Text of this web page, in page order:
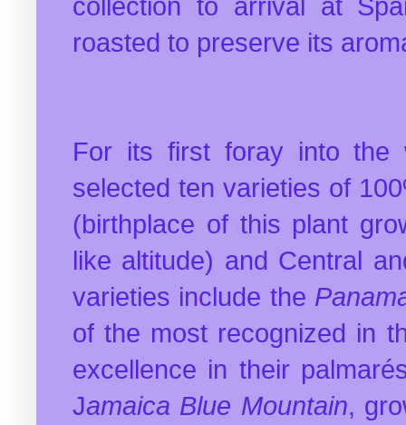
collection to arrival at
roasted to preserve its
For its first foray into
selected ten varieties of
(birthplace of this plant
like altitude) and Central
varieties include the
of the most recognized in
excellence in their
Jamaica Blue Mountain,